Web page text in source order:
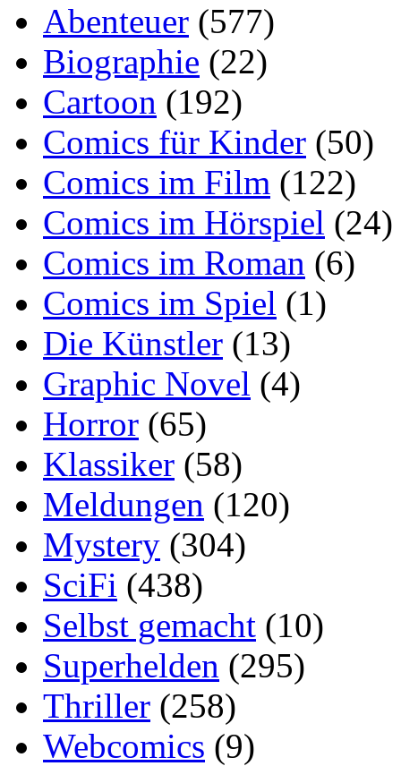
Abenteuer (577)
Biographie (22)
Cartoon (192)
Comics für Kinder (50)
Comics im Film (122)
Comics im Hörspiel (24)
Comics im Roman (6)
Comics im Spiel (1)
Die Künstler (13)
Graphic Novel (4)
Horror (65)
Klassiker (58)
Meldungen (120)
Mystery (304)
SciFi (438)
Selbst gemacht (10)
Superhelden (295)
Thriller (258)
Webcomics (9)